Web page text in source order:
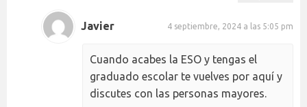
Javier 4 septiembre, 2024 a las 5:05 pm
Cuando acabes la ESO y tengas el
graduado escolar te vuelves por aquí y
discutes con las personas mayores.